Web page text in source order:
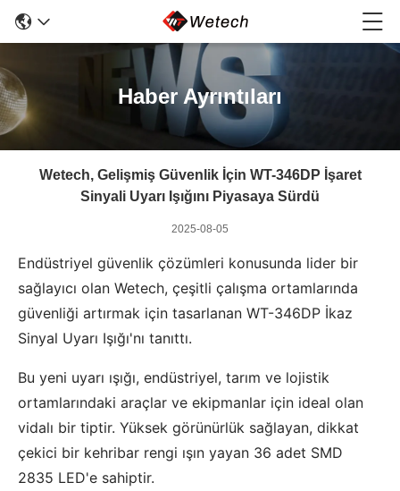
Haber Ayrıntıları
Wetech, Gelişmiş Güvenlik İçin WT-346DP İşaret
Sinyali Uyarı Işığını Piyasaya Sürdü
2025-08-05
Endüstriyel güvenlik çözümleri konusunda lider bir
sağlayıcı olan Wetech, çeşitli çalışma ortamlarında
güvenliği artırmak için tasarlanan WT-346DP İkaz
Sinyal Uyarı Işığı'nı tanıttı.
Bu yeni uyarı ışığı, endüstriyel, tarım ve lojistik
ortamlarındaki araçlar ve ekipmanlar için ideal olan
vidalı bir tiptir. Yüksek görünürlük sağlayan, dikkat
çekici bir kehribar rengi ışın yayan 36 adet SMD
2835 LED'e sahiptir.